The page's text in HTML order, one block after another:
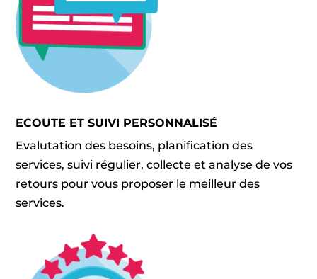
ECOUTE ET SUIVI PERSONNALISÉ
Evalutation des besoins, planification des
services, suivi régulier, collecte et analyse de vos
retours pour vous proposer le meilleur des
services.